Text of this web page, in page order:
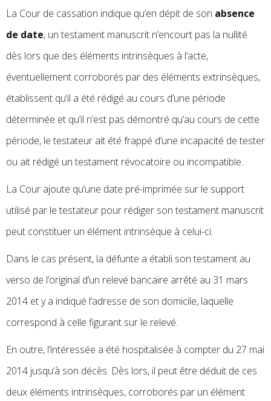
La Cour de cassation indique qu’en dépit de son absence
de date, un testament manuscrit n’encourt pas la nullité
dès lors que des éléments intrinsèques à l’acte,
éventuellement corroborés par des éléments extrinsèques,
établissent qu’il a été rédigé au cours d’une période
déterminée et qu’il n’est pas démontré qu’au cours de cette
période, le testateur ait été frappé d’une incapacité de tester
ou ait rédigé un testament révocatoire ou incompatible.
La Cour ajoute qu’une date pré-imprimée sur le support
utilisé par le testateur pour rédiger son testament manuscrit
peut constituer un élément intrinsèque à celui-ci.
Dans le cas présent, la défunte a établi son testament au
verso de l’original d’un relevé bancaire arrêté au 31 mars
2014 et y a indiqué l’adresse de son domicile, laquelle
correspond à celle figurant sur le relevé.
En outre, l’intéressée a été hospitalisée à compter du 27 mai
2014 jusqu’à son décès. Dès lors, il peut être déduit de ces
deux éléments intrinsèques, corroborés par un élément